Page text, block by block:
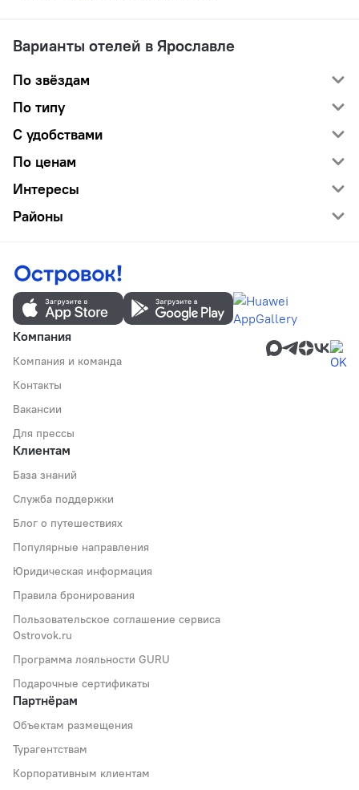
Варианты отелей в Ярославле
По звёздам
По типу
С удобствами
По ценам
Интересы
Районы
Компания
Компания и команда
Контакты
Вакансии
Для прессы
Клиентам
База знаний
Служба поддержки
Блог о путешествиях
Популярные направления
Юридическая информация
Правила бронирования
Пользовательское соглашение сервиса
Ostrovok.ru
Программа лояльности GURU
Подарочные сертификаты
Партнёрам
Объектам размещения
Турагентствам
Корпоративным клиентам